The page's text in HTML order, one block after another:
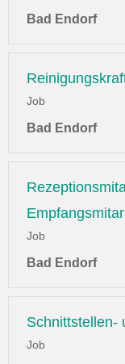
Bad Endorf
Job
Bad Endorf
Job
Bad Endorf
Schnittstellen-
Job